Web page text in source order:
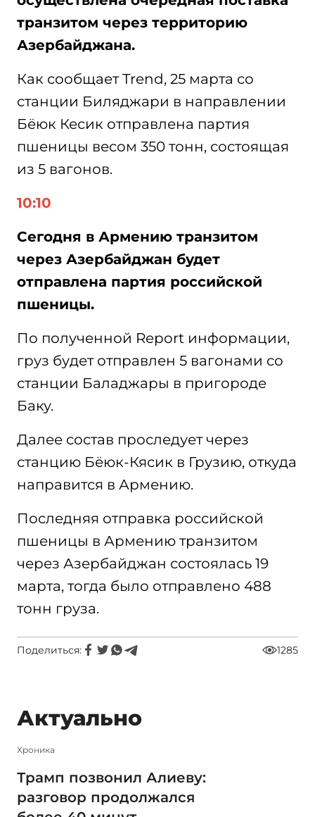
транзитом через территорию
Азербайджана.
Как сообщает Trend, 25 марта со
станции Биляджари в направлении
Бёюк Кесик отправлена партия
пшеницы весом 350 тонн, состоящая
из 5 вагонов.
10:10
Сегодня в Армению транзитом
через Азербайджан будет
отправлена партия российской
пшеницы.
По полученной Report информации,
груз будет отправлен 5 вагонами со
станции Баладжары в пригороде
Баку.
Далее состав проследует через
станцию Бёюк-Кясик в Грузию, откуда
направится в Армению.
Последняя отправка российской
пшеницы в Армению транзитом
через Азербайджан состоялась 19
марта, тогда было отправлено 488
тонн груза.
Поделиться: 1285
Актуально
Xроника
Трамп позвонил Алиеву:
разговор продолжался